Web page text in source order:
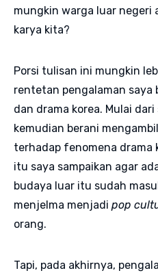
mungkin warga luar negeri
karya kita?
Porsi tulisan ini mungkin
rentetan pengalaman saya
dan drama korea. Mulai dari
kemudian berani
terhadap fenomena drama
itu saya sampaikan agar
budaya luar itu sudah
menjelma menjadi pop
orang.
Tapi, pada akhirnya,